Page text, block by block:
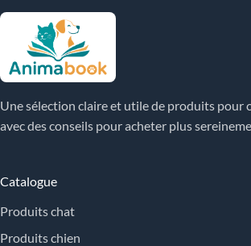
Une sélection claire et utile de produits pour
avec des conseils pour acheter plus
Catalogue
Produits chat
Produits chien